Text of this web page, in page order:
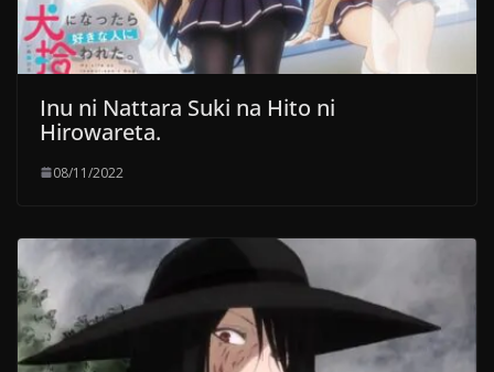
Inu ni Nattara Suki na Hito ni
Hirowareta.
08/11/2022